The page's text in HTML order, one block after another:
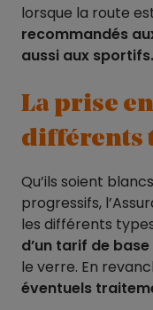
lorsque la route
recommandés
aussi aux sportifs.
La prise
différents
Qu’ils soient
progressifs,
les différents
d’un tarif de base
le verre. En
éventuels